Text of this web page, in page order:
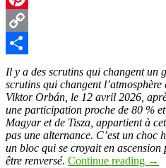
Pinterest
Copy
Link
Partager
Il y a des scrutins qui changent un
scrutins qui changent l’atmosphère
Viktor Orbán, le 12 avril 2026,
une participation proche de 80 %
Magyar et de Tisza, appartient à
pas une alternance. C’est un choc
un bloc qui se croyait en ascension
être renversé. Continue reading →